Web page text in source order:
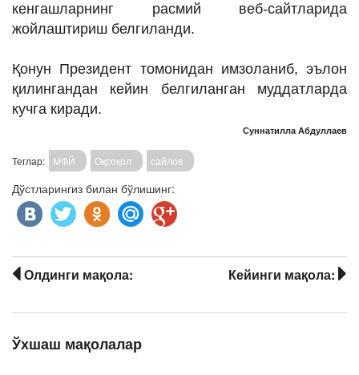
кенгашларнинг расмий веб-сайтларида
жойлаштириш белгиланди.
Қонун Президент томонидан имзоланиб, эълон
қилингандан кейин белгиланган муддатларда
кучга киради.
Суннатилла Абдуллаев
Теглар: МФЙ Оқсоқол сайлов
Дўстларингиз билан бўлишинг:
Кейинги мақола:
Олдинги мақола:
Ўхшаш мақолалар